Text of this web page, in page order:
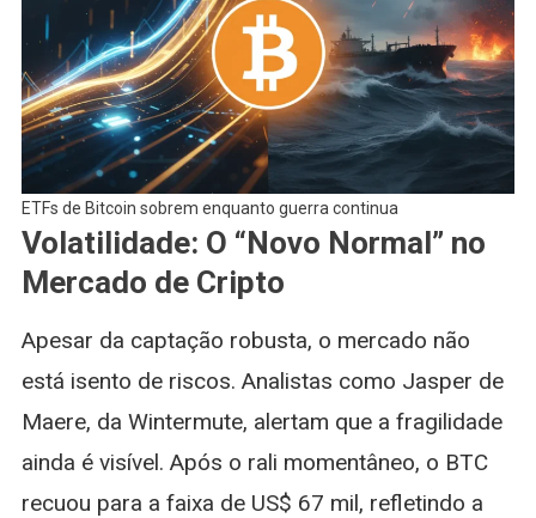
ETFs de Bitcoin sobrem enquanto guerra continua
Volatilidade: O “Novo Normal” no
Mercado de Cripto
Apesar da captação robusta, o mercado não
está isento de riscos. Analistas como Jasper de
Maere, da Wintermute, alertam que a fragilidade
ainda é visível. Após o rali momentâneo, o BTC
recuou para a faixa de US$ 67 mil, refletindo a